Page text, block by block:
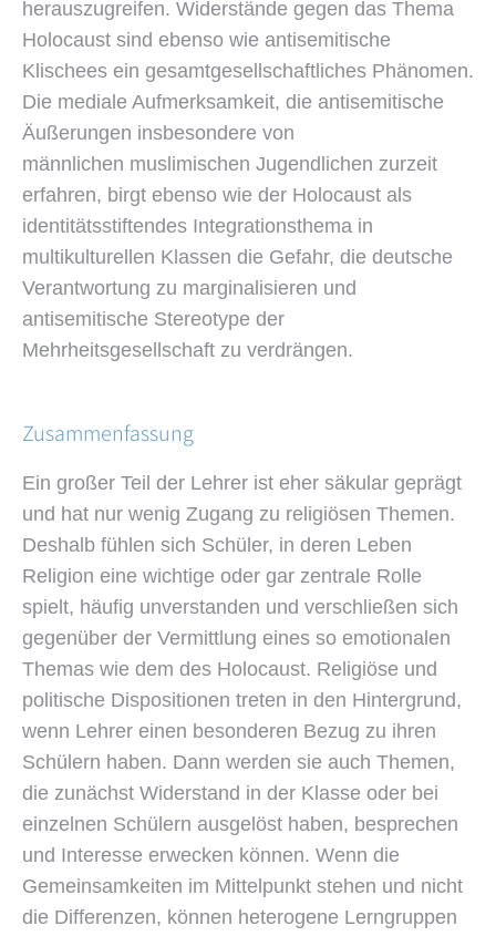
herauszugreifen. Widerstände gegen das Thema
Holocaust sind ebenso wie antisemitische
Klischees ein gesamtgesellschaftliches Phänomen.
Die mediale Aufmerksamkeit, die antisemitische
Äußerungen insbesondere von
männlichen muslimischen Jugendlichen zurzeit
erfahren, birgt ebenso wie der Holocaust als
identitätsstiftendes Integrationsthema in
multikulturellen Klassen die Gefahr, die deutsche
Verantwortung zu marginalisieren und
antisemitische Stereotype der
Mehrheitsgesellschaft zu verdrängen.
Zusammenfassung
Ein großer Teil der Lehrer ist eher säkular geprägt
und hat nur wenig Zugang zu religiösen Themen.
Deshalb fühlen sich Schüler, in deren Leben
Religion eine wichtige oder gar zentrale Rolle
spielt, häufig unverstanden und verschließen sich
gegenüber der Vermittlung eines so emotionalen
Themas wie dem des Holocaust. Religiöse und
politische Dispositionen treten in den Hintergrund,
wenn Lehrer einen besonderen Bezug zu ihren
Schülern haben. Dann werden sie auch Themen,
die zunächst Widerstand in der Klasse oder bei
einzelnen Schülern ausgelöst haben, besprechen
und Interesse erwecken können. Wenn die
Gemeinsamkeiten im Mittelpunkt stehen und nicht
die Differenzen, können heterogene Lerngruppen